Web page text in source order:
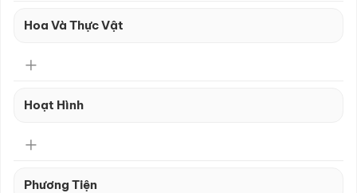
Hoa Và Thực Vật
Hoạt Hình
Phương Tiện